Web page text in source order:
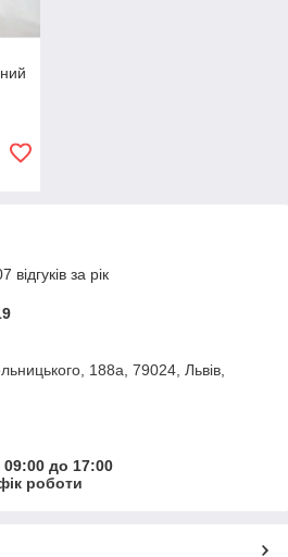
за рік
188а, 79024, Львів,
до 17:00
роботи